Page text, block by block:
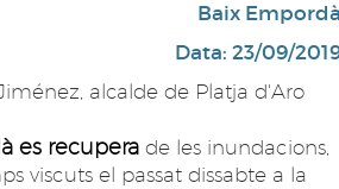
Baix
Data: 23/09/
alcalde de Platja d'Aro
es recupera de les inundacions,
viscuts el passat dissabte a la